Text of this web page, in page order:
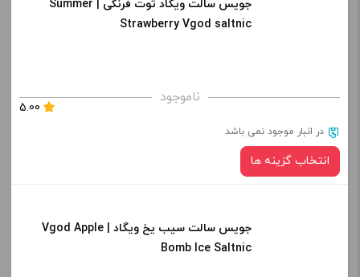
نیکوتین:
برای فعال شدن سبد خرید و نمایش قیمت ، گزینه های محصول را
+
جویس سالت ویگاد توت فرنگی | Summer
Strawberry Vgod saltnic
ناموجود
5.00
در انبار موجود نمی باشد
انتخاب گزینه ها
نیکوتین:
جویس سالت سیب یخ ویگاد | Vgod Apple
Bomb Ice Saltnic